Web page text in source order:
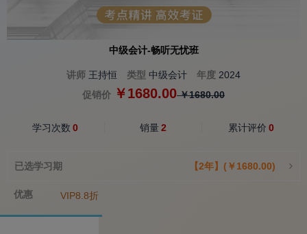
中级会计-畅听无忧班
讲师 王持恒 类型 中级会计 年度 2024
促销价 ￥1680.00￥1680.00
学习次数 0 销量2 累计评价 0
已选学习期 【2年】(￥1680.00)
优惠 VIP8.8折